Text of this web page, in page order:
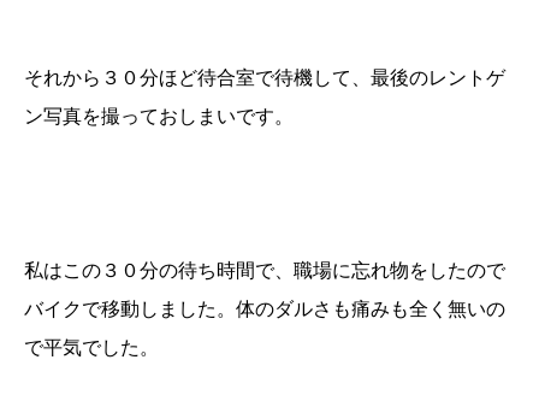
それから３０分ほど待合室で待機して、最後のレントゲ
ン写真を撮っておしまいです。
私はこの３０分の待ち時間で、職場に忘れ物をしたので
バイクで移動しました。体のダルさも痛みも全く無いの
で平気でした。